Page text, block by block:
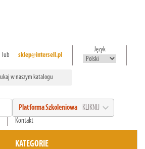
lub sklep@intersell.pl
Język
Platforma Szkoleniowa KLIKNIJ expand_more
Kontakt
KATEGORIE